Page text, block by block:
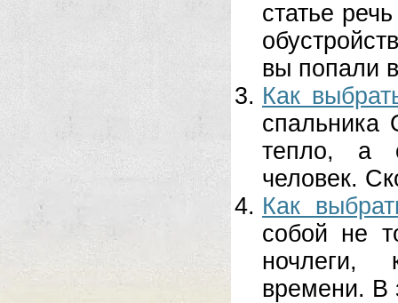
статье
вы попали
Как
спальника
тепло, а
человек.
Как
собой не
ночлеги,
времени. В